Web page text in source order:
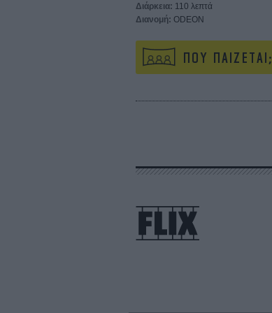
Διάρκεια: 110 λεπτά
Διανομή: ODEON
ΠΟΥ ΠΑΙΖΕΤΑΙ;